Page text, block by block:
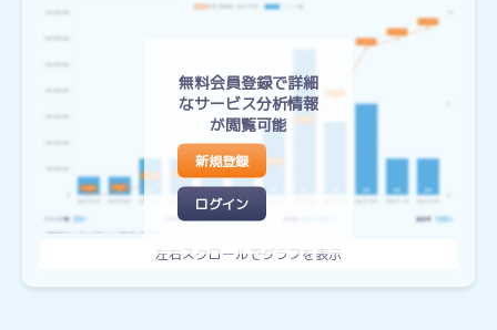
無料会員登録で詳細
なサービス分析情報
が閲覧可能
新規登録
ログイン